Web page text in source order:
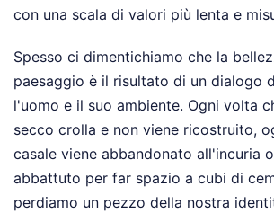
con una scala di valori più lenta e
Spesso ci dimentichiamo che la
paesaggio è il risultato di un dialogo
l'uomo e il suo ambiente. Ogni volta
secco crolla e non viene ricostruito,
casale viene abbandonato all'incuria
abbattuto per far spazio a cubi di
perdiamo un pezzo della nostra